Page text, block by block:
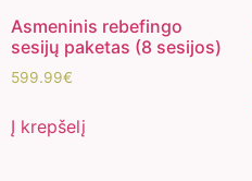
Asmeninis rebefingo
sesijų paketas (8 sesijos)
599.99€
Į krepšelį